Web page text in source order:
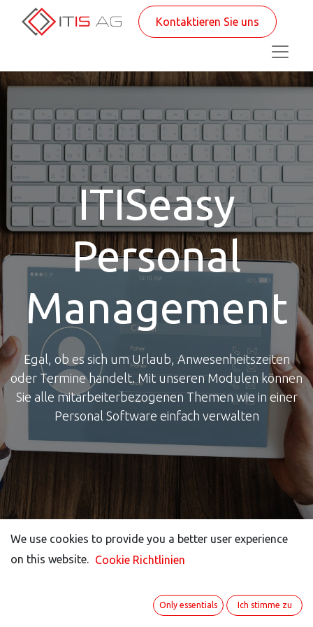
Kontaktieren Sie uns
ITISeasy
Personal
Management
Egal, ob es sich um Urlaub, Anwesenheitszeiten
oder Termine handelt. Mit unseren Modulen können
Sie alle mitarbeiterbezogenen Themen wie in einer
Personal Software einfach verwalten
We use cookies to provide you a better user experience
on this website.
Cookie Richtlinien
Only essentials Ich stimme zu
We use cookies to provide you a better user experience
on this website.
Cookie Richtlinien
Only essentials Ich stimme zu